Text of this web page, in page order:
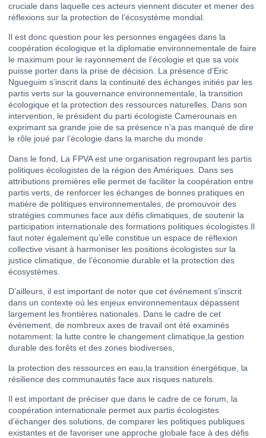
cruciale dans laquelle ces acteurs viennent discuter et mener des
réflexions sur la protection de l’écosystème mondial.
Il est donc question pour les personnes engagées dans la
coopération écologique et la diplomatie environnementale de faire
le maximum pour le rayonnement de l’écologie et que sa voix
puisse porter dans la prise de décision. La présence d’Eric
Ngueguim s’inscrit dans la continuité des échanges initiés par les
partis verts sur la gouvernance environnementale, la transition
écologique et la protection des ressources naturelles. Dans son
intervention, le président du parti écologiste Camerounais en
exprimant sa grande joie de sa présence n’a pas manqué de dire
le rôle joué par l’écologie dans la marche du monde.
Dans le fond, La FPVA est une organisation regroupant les partis
politiques écologistes de la région des Amériques. Dans ses
attributions premières elle permet de faciliter la coopération entre
partis verts, de renforcer les échanges de bonnes pratiques en
matière de politiques environnementales, de promouvoir des
stratégies communes face aux défis climatiques, de soutenir la
participation internationale des formations politiques écologistes.Il
faut noter également qu’elle constitue un espace de réflexion
collective visant à harmoniser les positions écologistes sur la
justice climatique, de l’économie durable et la protection des
écosystèmes.
D’ailleurs, il est important de noter que cet événement s’inscrit
dans un contexte où les enjeux environnementaux dépassent
largement les frontières nationales. Dans le cadre de cet
événement, de nombreux axes de travail ont été examinés
notamment: la lutte contre le changement climatique,la gestion
durable des forêts et des zones biodiverses,
la protection des ressources en eau,la transition énergétique, la
résilience des communautés face aux risques naturels.
Il est important de préciser que dans le cadre de ce forum, la
coopération internationale permet aux partis écologistes
d’échanger des solutions, de comparer les politiques publiques
existantes et de favoriser une approche globale face à des défis